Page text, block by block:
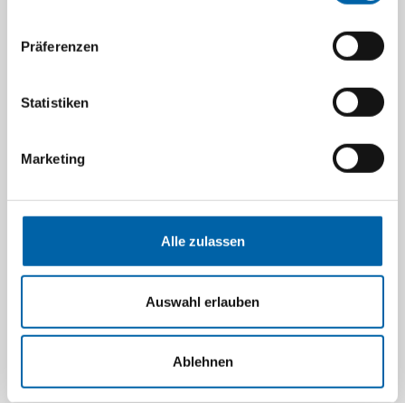
Präferenzen
Statistiken
Marketing
Alle zulassen
Auswahl erlauben
Ablehnen
Der Antragsprozess kann mitunter komplex erscheinen. Wir
begleiten Sie gerne durch alle Schritte – persönlich, telefonisch oder
Folgende Stellen können Sie im Antragsprozess unterstützen:
– insbesondere für
Haus- bzw. Fachärztin– für die medizinische Dokumentation
Die zuständigen Kostenträger– in der Regel die Deutsche
Rentenversicherung (DRV) oder Ihre gesetzliche bzw. private
Unser Reha-Team– wir beraten Sie gerne zu allen Fragen